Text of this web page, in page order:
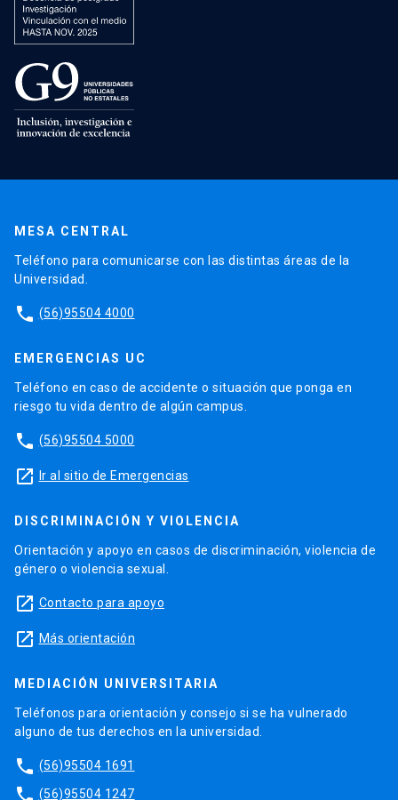
MESA CENTRAL
Teléfono para comunicarse con las distintas áreas de la
Universidad.
phone (56)95504 4000
EMERGENCIAS UC
Teléfono en caso de accidente o situación que ponga en
riesgo tu vida dentro de algún campus.
phone (56)95504 5000
launch Ir al sitio de Emergencias
DISCRIMINACIÓN Y VIOLENCIA
Orientación y apoyo en casos de discriminación, violencia de
género o violencia sexual.
launch Contacto para apoyo
launch Más orientación
MEDIACIÓN UNIVERSITARIA
Teléfonos para orientación y consejo si se ha vulnerado
alguno de tus derechos en la universidad.
phone (56)95504 1691
phone (56)95504 1247